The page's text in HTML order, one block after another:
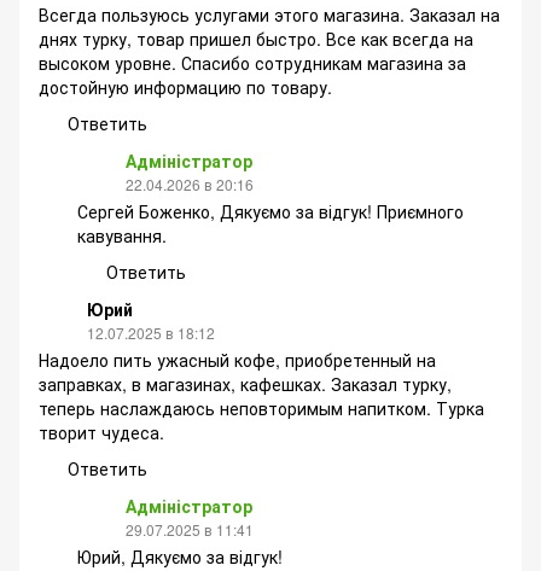
Всегда пользуюсь услугами этого магазина. Заказал на
днях турку, товар пришел быстро. Все как всегда на
высоком уровне. Спасибо сотрудникам магазина за
достойную информацию по товару.
Ответить
Адміністратор
22.04.2026 в 20:16
Сергей Боженко, Дякуємо за відгук! Приємного
кавування.
Ответить
Юрий
12.07.2025 в 18:12
Надоело пить ужасный кофе, приобретенный на
заправках, в магазинах, кафешках. Заказал турку,
теперь наслаждаюсь неповторимым напитком. Турка
творит чудеса.
Ответить
Адміністратор
29.07.2025 в 11:41
Юрий, Дякуємо за відгук!